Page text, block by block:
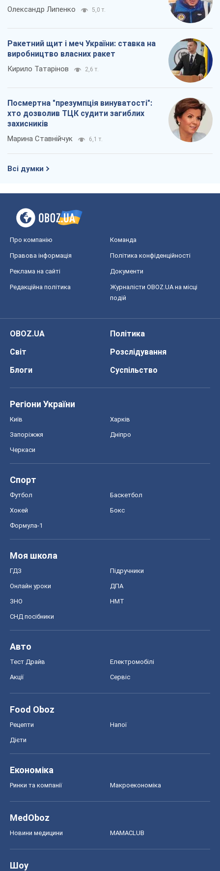
Олександр Липенко 5,0 т.
Ракетний щит і меч України: ставка на
виробництво власних ракет
Кирило Татарінов 2,6 т.
Посмертна "презумпція винуватості":
хто дозволив ТЦК судити загиблих
захисників
Марина Ставнійчук 6,1 т.
Всі думки
Про компанію Команда
Правова інформація Політика конфіденційності
Реклама на сайті Документи
Редакційна політика
Журналісти OBOZ.UA на місці
подій
OBOZ.UA
Політика
Світ
Розслідування
Блоги
Суспільство
Регіони України
Київ Харків
Запоріжжя Дніпро
Черкаси
Спорт
Футбол Баскетбол
Хокей Бокс
Формула-1
Моя школа
ГДЗ Підручники
Онлайн уроки ДПА
ЗНО НМТ
СНД посібники
Авто
Тест Драйв Електромобілі
Акції Сервіс
Food Oboz
Рецепти Напої
Дієти
Економіка
Ринки та компанії Макроекономіка
MedOboz
Новини медицини MAMACLUB
Шоу